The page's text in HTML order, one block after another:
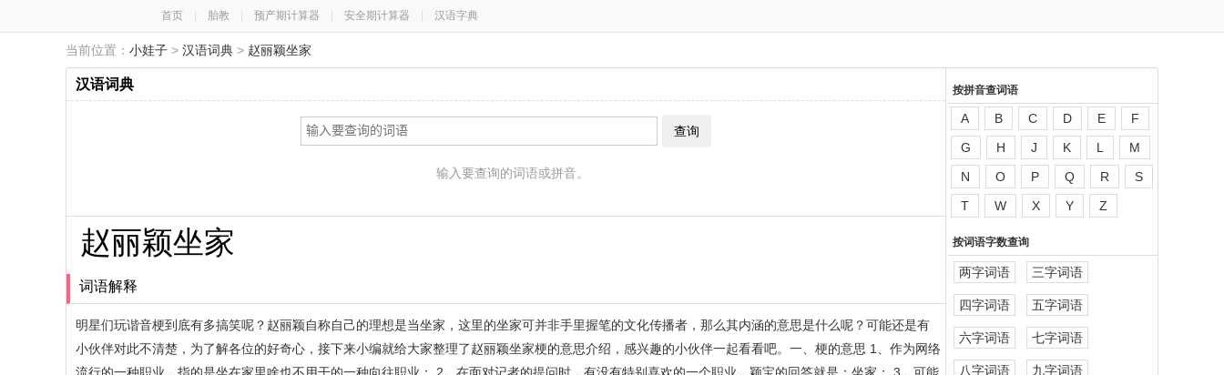
首页 胎教 预产期计算器 安全期计算器 汉语字典
当前位置： 小娃子 > 汉语词典 > 赵丽颖坐家
汉语词典
查询
输入要查询的词语或拼音。
赵丽颖坐家
词语解释
明星们玩谐音梗到底有多搞笑呢？赵丽颖自称自己的理想是当坐家，这里的坐家可并非手里握笔的文化传播者，那么其内涵的意思是什么呢？可能还是有
小伙伴对此不清楚，为了解各位的好奇心，接下来小编就给大家整理了赵丽颖坐家梗的意思介绍，感兴趣的小伙伴一起看看吧。一、梗的意思 1、作为网络
按拼音查词语
A B C D E
F
G
H J K L
M
N
O P Q R
S
T
W X Y Z
按词语字数查询
两字词语 三字词语
四字词语 五字词语
六字词语 七字词语
八字词语 九字词语